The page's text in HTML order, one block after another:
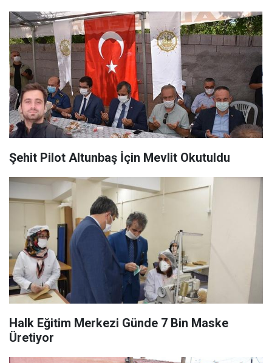
Şehit Pilot Altunbaş İçin Mevlit Okutuldu
Halk Eğitim Merkezi Günde 7 Bin Maske
Üretiyor